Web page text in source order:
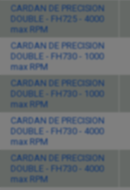
CARDAN DE PRECISION
DOUBLE - FH725 - 4000
max RPM
CARDAN DE PRECISION
DOUBLE - FH730 - 1000
max RPM
CARDAN DE PRECISION
DOUBLE - FH730 - 1000
max RPM
CARDAN DE PRECISION
DOUBLE - FH730 - 4000
max RPM
CARDAN DE PRECISION
DOUBLE - FH730 - 4000
max RPM